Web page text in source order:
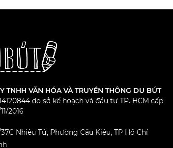
TNHH VĂN HÓA VÀ TRUYỀN THÔNG DU BÚT
do sở kế hoạch và đầu tư TP. HCM cấp
2016
Nhiêu Tứ, Phường Cầu Kiệu, TP Hồ Chí